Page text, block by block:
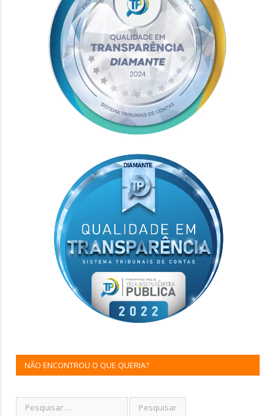
NÃO ENCONTROU O QUE QUERIA?